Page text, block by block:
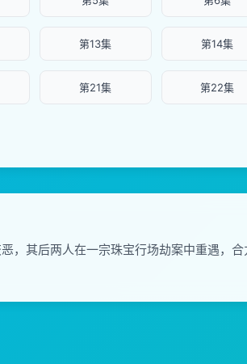
第13集 第14集
第21集 第22集
其后两人在一宗珠宝行场劫案中重遇，